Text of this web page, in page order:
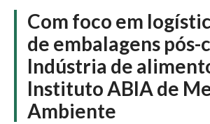
Com foco em
de embalagens pós-
Indústria de
Instituto ABIA de
Ambiente